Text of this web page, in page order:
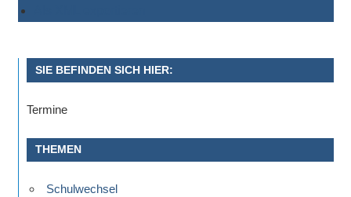
SIE BEFINDEN SICH HIER:
Termine
THEMEN
Schulwechsel